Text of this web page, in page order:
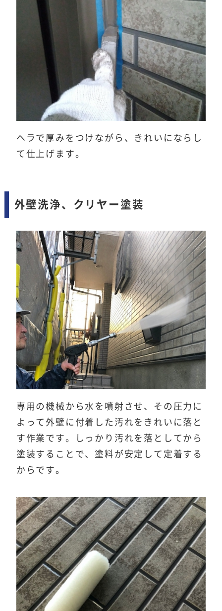
ヘラで厚みをつけながら、きれいにならし
て仕上げます。
外壁洗浄、クリヤー塗装
専用の機械から水を噴射させ、その圧力に
よって外壁に付着した汚れをきれいに落と
す作業です。しっかり汚れを落としてから
塗装することで、塗料が安定して定着する
からです。